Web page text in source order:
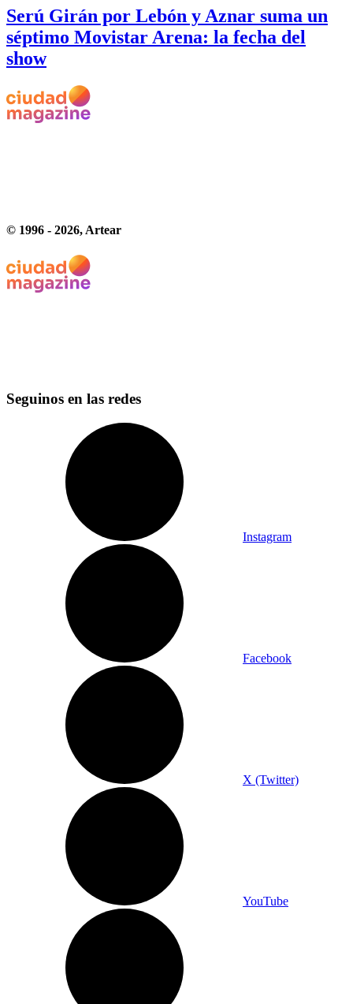
Serú Girán por Lebón y Aznar suma un
séptimo Movistar Arena: la fecha del
show
© 1996 - 2026, Artear
Seguinos en las redes
Instagram
Facebook
X (Twitter)
YouTube